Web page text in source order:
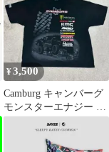
¥3,500
Camburg キャンバーグ
モンスターエナジー T
シャツ 3XL 黒